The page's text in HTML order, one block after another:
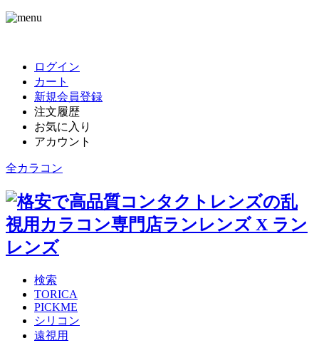
ログイン
カート
新規会員登録
注文履歴
お気に入り
アカウント
全カラコン
検索
TORICA
PICKME
シリコン
遠視用